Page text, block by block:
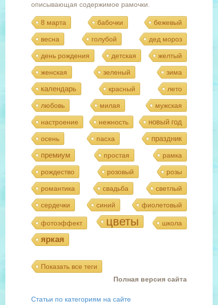
описывающая содержимое рамочки.
8 марта бабочки бежевый
весна голубой дед мороз
день рождения детская желтый
женская зеленый зима
календарь красный лето
любовь милая мужская
настроение нежность новый год
осень пасха
праздник
премиум
простая рамка
рождество розовый розы
романтика свадьба светлый
сердечки синий фиолетовый
фотоэффект цветы школа
яркая
Показать все теги
Полная версия сайта
Статьи по категориям на сайте